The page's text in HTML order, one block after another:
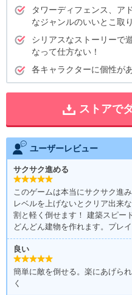
タワーディフェンス、ア
なジャンルのいいとこ取
シリアスなストーリーで
なって仕方ない！
各キャラクターに個性が
ストアで
ユーザーレビュー
サクサク進める
このゲームは本当にサクサク進
レベルを上げないとクリア出来
割と軽く倒せます！ 建築スピー
どんどん建物を作れます。プレ
良い
簡単に敵を倒せる。楽にあげら
く